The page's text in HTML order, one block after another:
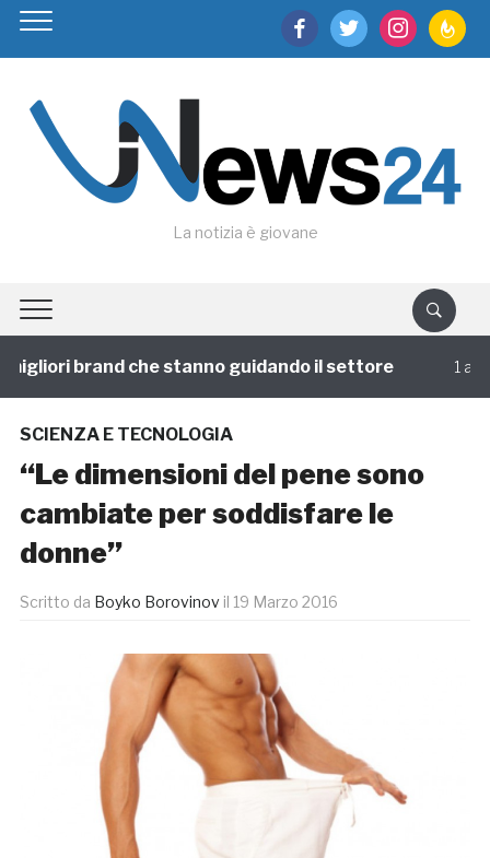
facebooktwitter instagram
La notizia è giovane
brand che stanno guidando il settore 1 annofa
SCIENZA E TECNOLOGIA
“Le dimensioni del pene sono
cambiate per soddisfare le
donne”
Scritto da Boyko Borovinov il 19 Marzo 2016